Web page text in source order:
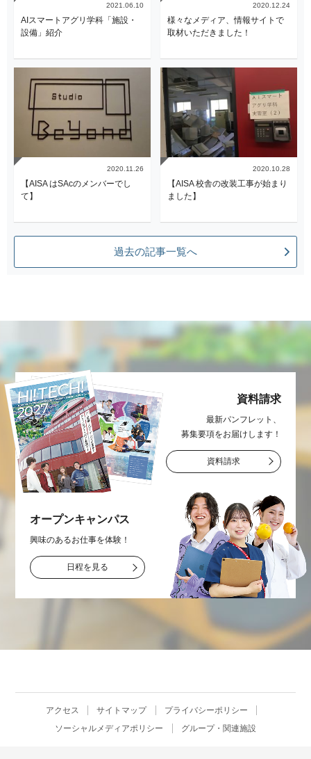
2021.06.10
AIスマートアグリ学科「施設・
設備」紹介
2020.12.24
様々なメディア、情報サイトで
取材いただきました！
2020.11.26
【AISA はSAcのメンバーでし
て】
2020.10.28
【AISA 校舎の改装工事が始まり
ました】
過去の記事一覧へ
資料請求
最新パンフレット、
募集要項をお届け します！
資料請求
オープンキャンパス
興味のあるお仕事を体験！
日程を見る
アクセス サイトマップ
プライバシーポリシー
ソーシャルメディアポリシー
グループ・関連施設